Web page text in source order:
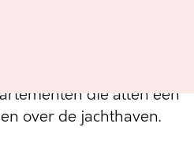
ligt voor het project
die allen een
over de jachthaven.